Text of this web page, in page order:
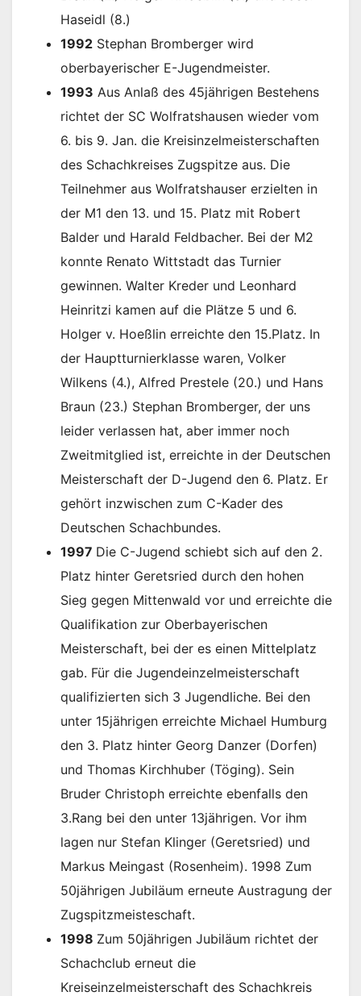
Haseidl (8.)
1992 Stephan Bromberger wird
oberbayerischer E-Jugendmeister.
1993 Aus Anlaß des 45jährigen Bestehens
richtet der SC Wolfratshausen wieder vom
6. bis 9. Jan. die Kreisinzelmeisterschaften
des Schachkreises Zugspitze aus. Die
Teilnehmer aus Wolfratshauser erzielten in
der M1 den 13. und 15. Platz mit Robert
Balder und Harald Feldbacher. Bei der M2
konnte Renato Wittstadt das Turnier
gewinnen. Walter Kreder und Leonhard
Heinritzi kamen auf die Plätze 5 und 6.
Holger v. Hoeßlin erreichte den 15.Platz. In
der Hauptturnierklasse waren, Volker
Wilkens (4.), Alfred Prestele (20.) und Hans
Braun (23.) Stephan Bromberger, der uns
leider verlassen hat, aber immer noch
Zweitmitglied ist, erreichte in der Deutschen
Meisterschaft der D-Jugend den 6. Platz. Er
gehört inzwischen zum C-Kader des
Deutschen Schachbundes.
1997 Die C-Jugend schiebt sich auf den 2.
Platz hinter Geretsried durch den hohen
Sieg gegen Mittenwald vor und erreichte die
Qualifikation zur Oberbayerischen
Meisterschaft, bei der es einen Mittelplatz
gab. Für die Jugendeinzelmeisterschaft
qualifizierten sich 3 Jugendliche. Bei den
unter 15jährigen erreichte Michael Humburg
den 3. Platz hinter Georg Danzer (Dorfen)
und Thomas Kirchhuber (Töging). Sein
Bruder Christoph erreichte ebenfalls den
3.Rang bei den unter 13jährigen. Vor ihm
lagen nur Stefan Klinger (Geretsried) und
Markus Meingast (Rosenheim). 1998 Zum
50jährigen Jubiläum erneute Austragung der
Zugspitzmeisteschaft.
1998 Zum 50jährigen Jubiläum richtet der
Schachclub erneut die
Kreiseinzelmeisterschaft des Schachkreis